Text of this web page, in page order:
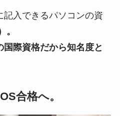
入できるパソコンの資
。
際資格だから知名度と
合格へ。